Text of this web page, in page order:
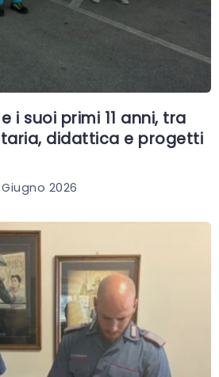
i suoi primi 11 anni, tra
didattica e progetti
2026